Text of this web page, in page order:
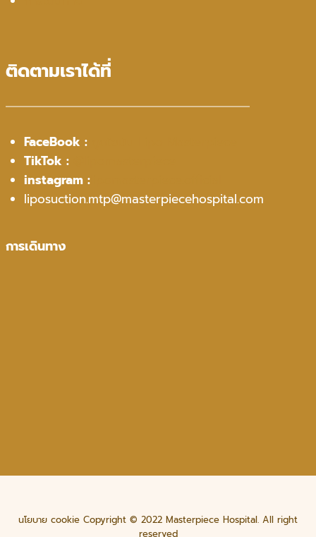
ติดตามเราได้ที่
FaceBook :
TikTok :
instagram :lipomasterpiece.official
liposuction.mtp@masterpiecehospital.com
การเดินทาง
นโยบาย cookie Copyright © 2022 Masterpiece Hospital. All right
reserved